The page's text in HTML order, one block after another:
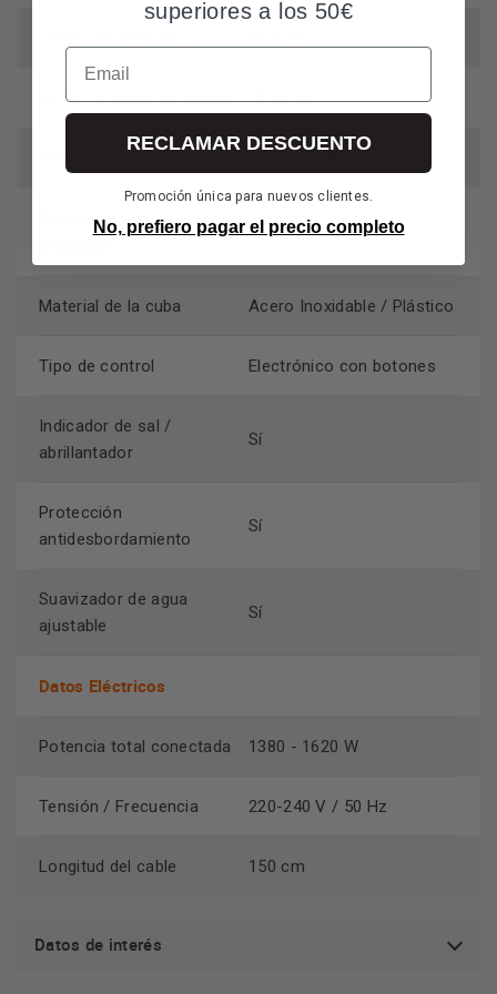
Fondo con puerta abierta 101,0 cm
Equipamiento y
Material de la cuba Acero Inoxidable / Plástico
Tipo de control Electrónico con botones
Indicador de sal /
abrillantador
Sí
Protección
antidesbordamiento
Sí
Suavizador de agua
ajustable
Sí
Datos Eléctricos
Potencia total conectada 1380 - 1620 W
Tensión / Frecuencia 220-240 V / 50 Hz
Longitud del cable 150 cm
Datos de interés
superiores a los 50€
Email
RECLAMAR DESCUENTO
Promoción única para nuevos clientes.
No, prefiero pagar el precio completo